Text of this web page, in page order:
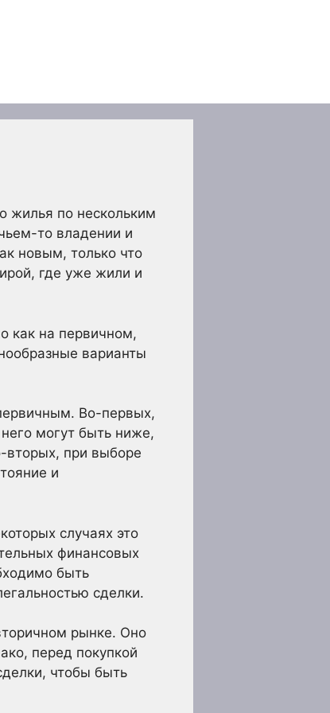
жилья по нескольким
то владении и
новым, только что
где уже жили и
как на первичном,
варианты
Во-первых,
могут быть ниже,
вторых, при выборе
и
случаях это
финансовых
быть
сделки.
рынке. Оно
перед покупкой
чтобы быть